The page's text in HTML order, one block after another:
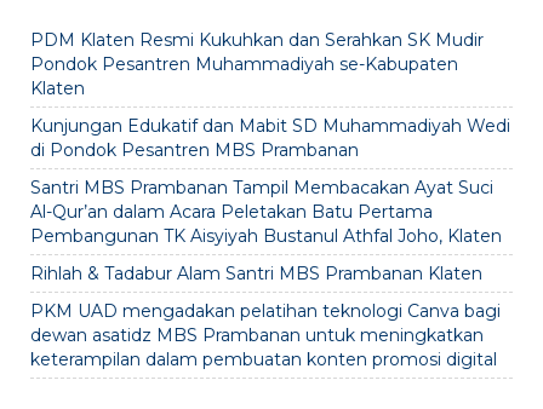
PDM Klaten Resmi Kukuhkan dan Serahkan SK Mudir
Pondok Pesantren Muhammadiyah se-Kabupaten
Klaten
Kunjungan Edukatif dan Mabit SD Muhammadiyah Wedi
di Pondok Pesantren MBS Prambanan
Santri MBS Prambanan Tampil Membacakan Ayat Suci
Al-Qur’an dalam Acara Peletakan Batu Pertama
Pembangunan TK Aisyiyah Bustanul Athfal Joho, Klaten
Rihlah & Tadabur Alam Santri MBS Prambanan Klaten
PKM UAD mengadakan pelatihan teknologi Canva bagi
dewan asatidz MBS Prambanan untuk meningkatkan
keterampilan dalam pembuatan konten promosi digital